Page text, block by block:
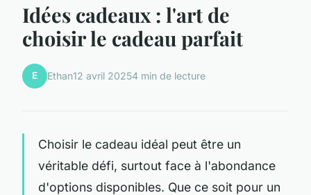
Idées cadeaux : l'art de
choisir le cadeau parfait
E Ethan12 avril 20254 min de lecture
Choisir le cadeau idéal peut être un
véritable défi, surtout face à l'abondance
d'options disponibles. Que ce soit pour un